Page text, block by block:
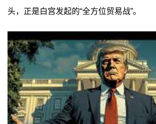
头，正是白宫发起的“全方位贸易战”。